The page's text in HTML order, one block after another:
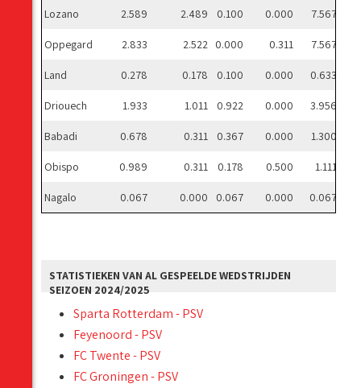
Lozano 2.589 2.489 0.100 0.000 7.567
Oppegard 2.833 2.522 0.000 0.311 7.567
Land 0.278 0.178 0.100 0.000 0.633
Driouech 1.933 1.011 0.922 0.000 3.956
Babadi 0.678 0.311 0.367 0.000 1.300
Obispo 0.989 0.311 0.178 0.500 1.111
Nagalo 0.067 0.000 0.067 0.000 0.067
STATISTIEKEN VAN AL GESPEELDE WEDSTRIJDEN
SEIZOEN 2024/2025
Sparta Rotterdam - PSV
Feyenoord - PSV
FC Twente - PSV
FC Groningen - PSV